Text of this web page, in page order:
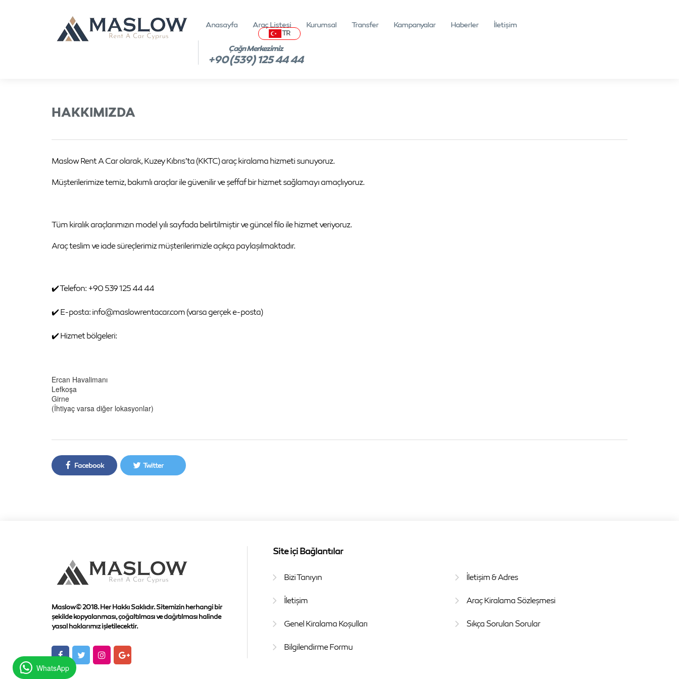
Anasayfa Araç Listesi Kurumsal Transfer Kampanyalar Haberler İletişim
TR
Çağrı Merkezimiz
+90 (539) 125 44 44
HAKKIMIZDA
Maslow Rent A Car olarak, Kuzey Kıbrıs’ta (KKTC) araç kiralama hizmeti sunuyoruz.
Müşterilerimize temiz, bakımlı araçlar ile güvenilir ve şeffaf bir hizmet sağlamayı amaçlıyoruz.
Tüm kiralık araçlarımızın model yılı sayfada belirtilmiştir ve güncel filo ile hizmet veriyoruz.
Araç teslim ve iade süreçlerimiz müşterilerimizle açıkça paylaşılmaktadır.
✔️ Telefon: +90 539 125 44 44
✔️ E-posta: info@maslowrentacar.com (varsa gerçek e-posta)
✔️ Hizmet bölgeleri:
Ercan Havalimanı
Lefkoşa
Girne
(İhtiyaç varsa diğer lokasyonlar)
Facebook Twitter
Maslow © 2018. Her Hakkı Saklıdır. Sitemizin herhangi bir
şekilde kopyalanması, çoğaltılması ve dağıtılması halinde
yasal haklarımız işletilecektir.
Site içi Bağlantılar
Bizi Tanıyın İletişim & Adres
İletişim Araç Kiralama Sözleşmesi
Genel Kiralama Koşulları Sıkça Sorulan Sorular
Bilgilendirme Formu
WhatsApp